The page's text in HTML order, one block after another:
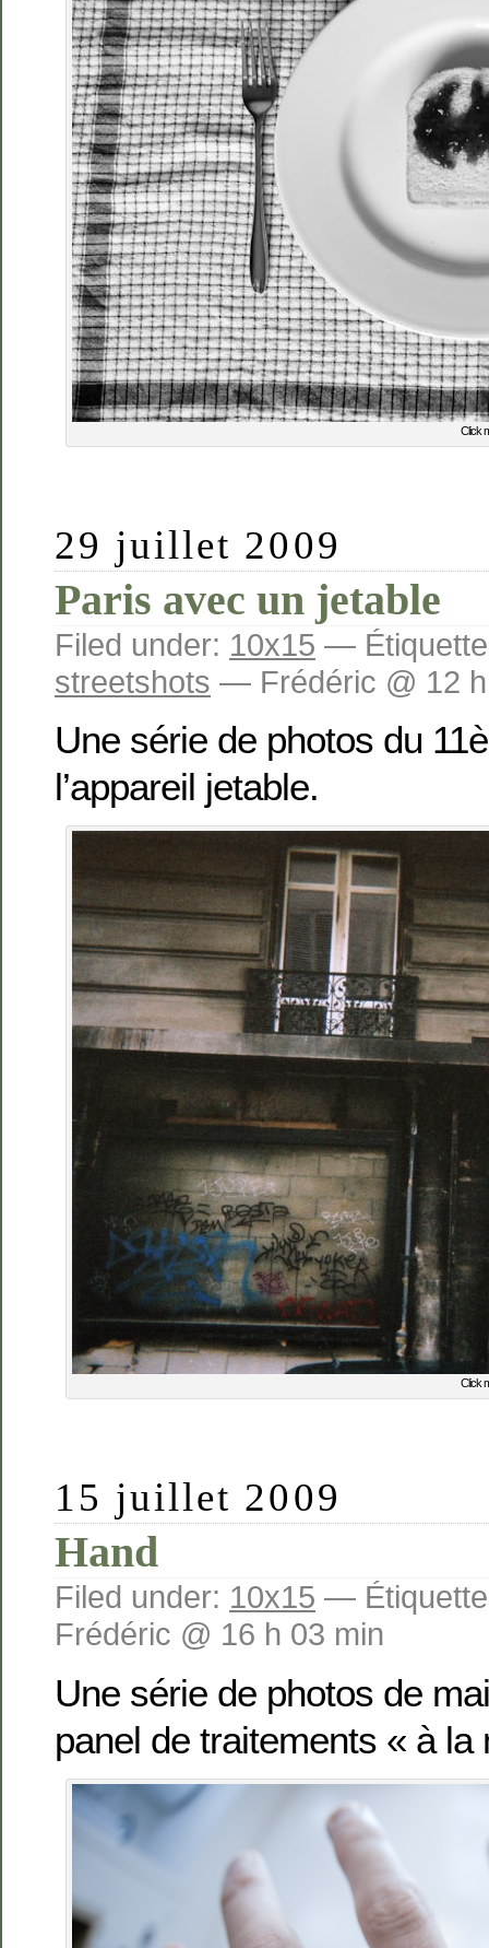
Click
29 juillet 2009
Paris avec un jetable
Filed under: 10x15 —
streetshots — Frédéric @ 12
Une série de photos du
l’appareil jetable.
Click
15 juillet 2009
Hand
Filed under: 10x15 —
Frédéric @ 16 h 03 min
Une série de photos de
panel de traitements « à la